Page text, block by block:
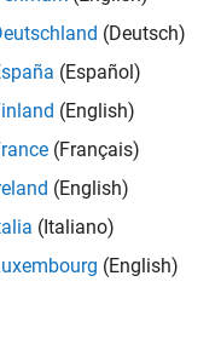
destacados
MATLAB® Support
(Deutsch)
(Español)
(English)
(Français)
(English)
(Italiano)
(English)